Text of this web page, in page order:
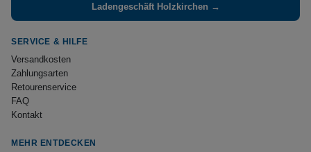
Ladengeschäft Holzkirchen →
SERVICE & HILFE
Versandkosten
Zahlungsarten
Retourenservice
FAQ
Kontakt
MEHR ENTDECKEN